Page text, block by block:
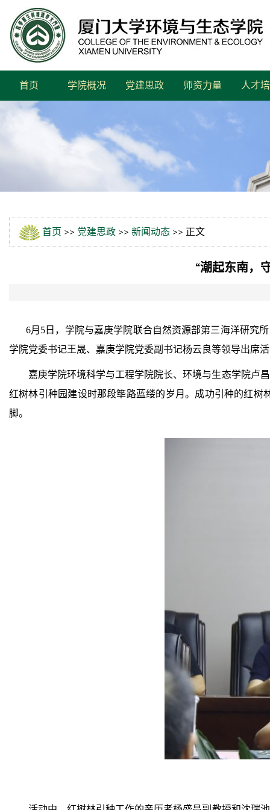
首页 学院概况 党建思政 师资力量 人才
首页 >> 党建思政 >> 新闻动态 >> 正文
“潮起东南，
6月 5日，学院与嘉庚学院联合自然资源部第三海洋研究
学院党委书记王晟、嘉庚学院党委副书记杨云良等领导出席
嘉庚学院环境科学与工程学院院长、环境与生态学院卢
红树林引种园建设时那段筚路蓝缕的岁月。 成功引种的红树
脚。